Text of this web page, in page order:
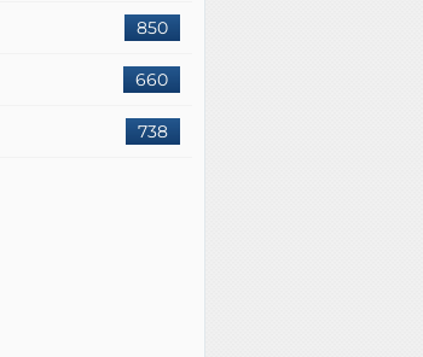
850
660
738